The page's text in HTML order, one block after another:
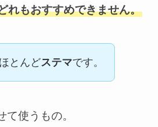
れもおすすめできません。
とんどステマです。
使うもの。